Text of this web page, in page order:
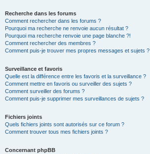
Recherche dans les forums
Comment rechercher dans les forums ?
Pourquoi ma recherche ne renvoie aucun résultat ?
Pourquoi ma recherche renvoie une page blanche ?!
Comment rechercher des membres ?
Comment puis-je trouver mes propres messages et sujets ?
Surveillance et favoris
Quelle est la différence entre les favoris et la surveillance ?
Comment mettre en favoris ou surveiller des sujets ?
Comment surveiller des forums ?
Comment puis-je supprimer mes surveillances de sujets ?
Fichiers joints
Quels fichiers joints sont autorisés sur ce forum ?
Comment trouver tous mes fichiers joints ?
Concernant phpBB